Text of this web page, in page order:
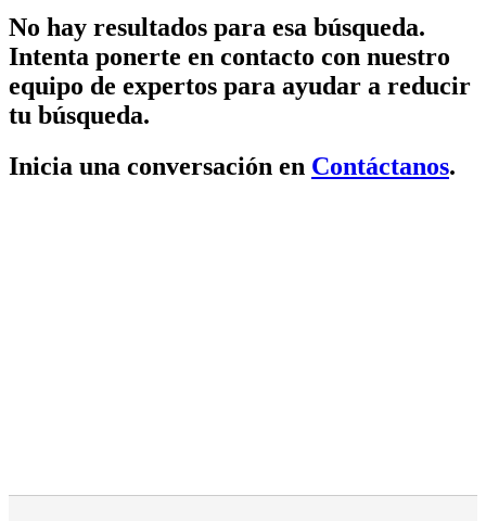
No hay resultados para esa búsqueda.
Intenta ponerte en contacto con nuestro
equipo de expertos para ayudar a reducir
tu búsqueda.
Inicia una conversación en Contáctanos.